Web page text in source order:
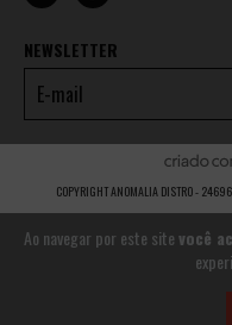
Ao navegar por este sitevocê
NEWSLETTER
COPYRIGHT ANOMALIA DISTRO -